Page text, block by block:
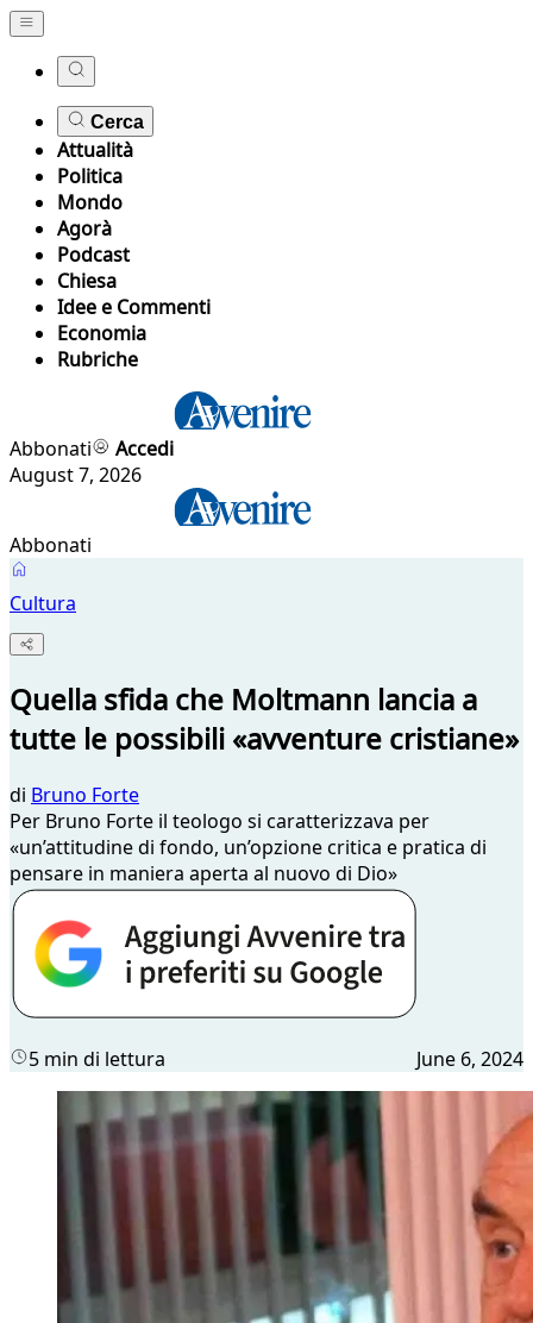
Cerca
Attualità
Politica
Mondo
Agorà
Podcast
Chiesa
Idee e Commenti
Economia
Rubriche
Abbonati
Accedi
August 7, 2026
Abbonati
Cultura
Quella sfida che Moltmann lancia a
tutte le possibili «avventure cristiane»
di Bruno Forte
Per Bruno Forte il teologo si caratterizzava per
«un’attitudine di fondo, un’opzione critica e pratica di
pensare in maniera aperta al nuovo di Dio»
5 min di lettura June 6, 2024